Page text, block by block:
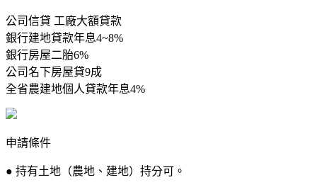
公司信貸 工廠大額貸款
銀行建地貸款年息4~8%
銀行房屋二胎6%
公司名下房屋貸9成
全省農建地個人貸款年息4%
申請條件
● 持有土地（農地、建地）持分可。